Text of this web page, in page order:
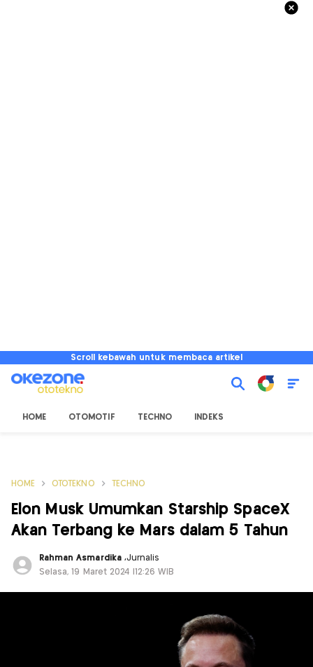
Scroll kebawah untuk membaca artikel
HOME OTOMOTIF TECHNO INDEKS
HOME OTOTEKNO TECHNO
Elon Musk Umumkan Starship SpaceX
Akan Terbang ke Mars dalam 5 Tahun
Rahman Asmardika ,Jurnalis
Selasa, 19 Maret 2024 |12:26 WIB